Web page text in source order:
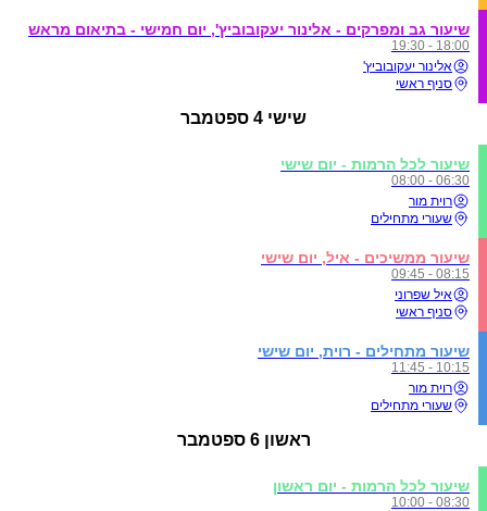
שיעור גב ומפרקים - אלינור יעקובוביץ', יום חמישי - בתיאום מראש
18:00 - 19:30
אלינור יעקובוביץ'
סניף ראשי
שישי 4 ספטמבר
שיעור לכל הרמות - יום שישי
06:30 - 08:00
רוית מור
שעורי מתחילים
שיעור ממשיכים - איל, יום שישי
08:15 - 09:45
איל שפרוני
סניף ראשי
שיעור מתחילים - רוית, יום שישי
10:15 - 11:45
רוית מור
שעורי מתחילים
ראשון 6 ספטמבר
שיעור לכל הרמות - יום ראשון
08:30 - 10:00